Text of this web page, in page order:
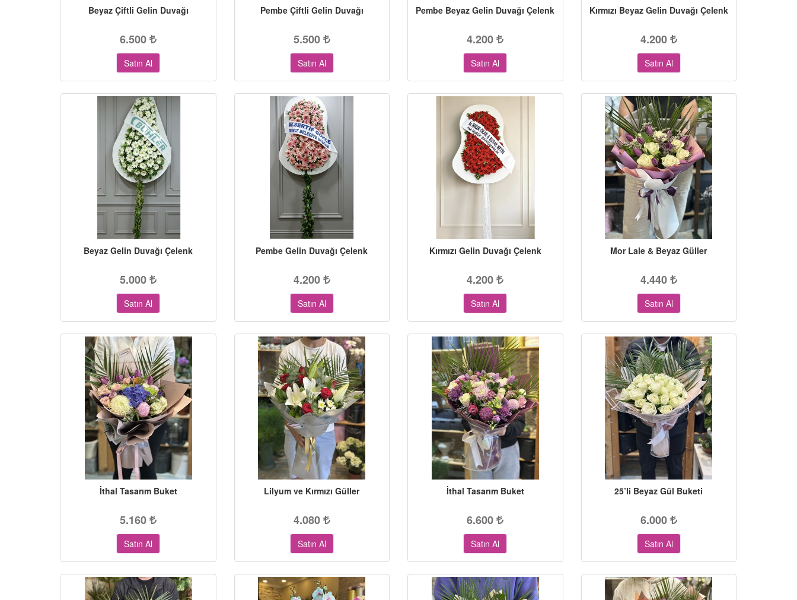
Beyaz Çiftli Gelin Duvağı
6.500
Satın Al
Pembe Çiftli Gelin Duvağı
5.500
Satın Al
Pembe Beyaz Gelin Duvağı Çelenk
4.200
Satın Al
Kırmızı Beyaz Gelin Duvağı Çelenk
4.200
Satın Al
Beyaz Gelin Duvağı Çelenk
5.000
Satın Al
Pembe Gelin Duvağı Çelenk
4.200
Satın Al
Kırmızı Gelin Duvağı Çelenk
4.200
Satın Al
Mor Lale & Beyaz Güller
4.440
Satın Al
İthal Tasarım Buket
5.160
Satın Al
Lilyum ve Kırmızı Güller
4.080
Satın Al
İthal Tasarım Buket
6.600
Satın Al
25’li Beyaz Gül Buketi
6.000
Satın Al